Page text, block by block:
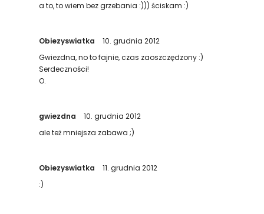
a to, to wiem bez grzebania :))) ściskam :)
Obiezyswiatka
10. grudnia 2012
Gwiezdna, no to fajnie, czas zaoszczędzony :)
Serdeczności!
O.
gwiezdna
10. grudnia 2012
ale też mniejsza zabawa ;)
Obiezyswiatka
11. grudnia 2012
:)